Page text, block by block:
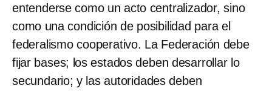
entenderse como un acto centralizador, sino
como una condición de posibilidad para el
federalismo cooperativo. La Federación debe
fijar bases; los estados deben desarrollar lo
secundario; y las autoridades deben